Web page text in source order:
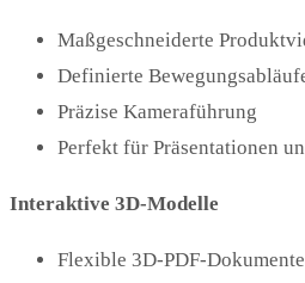
Maßgeschneiderte
Definierte
Präzise Kameraführung
Perfekt für Präsentationen
Interaktive 3D-Modelle
Flexible 3D-PDF-Dokumente